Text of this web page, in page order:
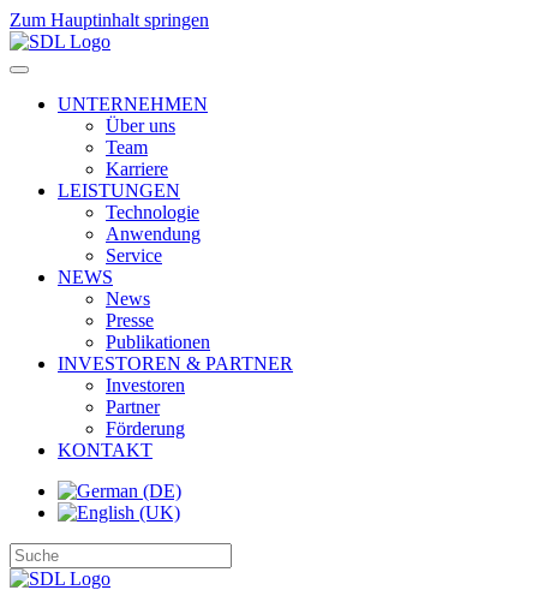
Zum Hauptinhalt springen
UNTERNEHMEN
Über uns
Team
Karriere
LEISTUNGEN
Technologie
Anwendung
Service
NEWS
News
Presse
Publikationen
INVESTOREN & PARTNER
Investoren
Partner
Förderung
KONTAKT